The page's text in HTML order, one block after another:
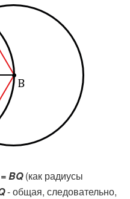
BQ(как радиусы
- общая, следовательно,